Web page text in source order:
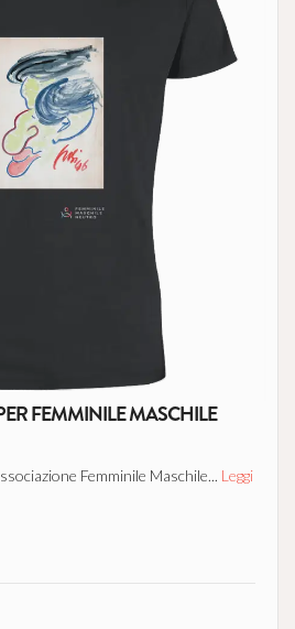
FEMMINILE MASCHILE
Femminile Maschile... Leggi